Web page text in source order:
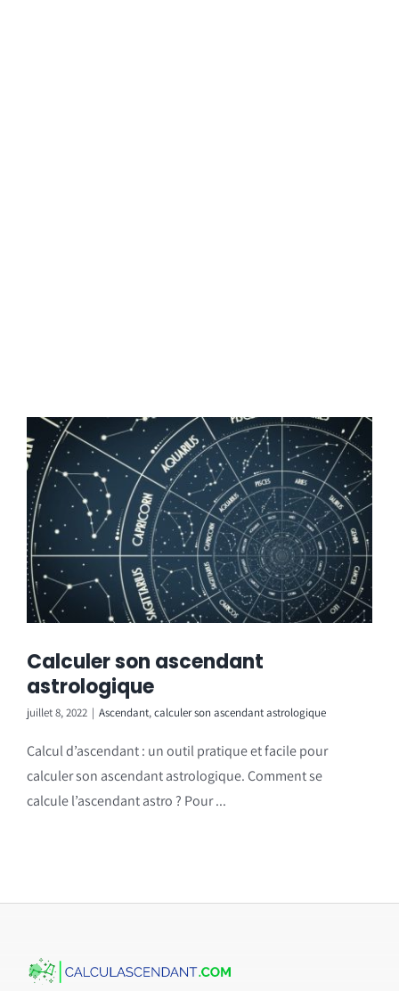
Calculer son ascendant
astrologique
juillet 8, 2022 | Ascendant,calculer son ascendant astrologique
Calcul d’ascendant : un outil pratique et facile pour
calculer son ascendant astrologique. Comment se
calcule l’ascendant astro ? Pour ...